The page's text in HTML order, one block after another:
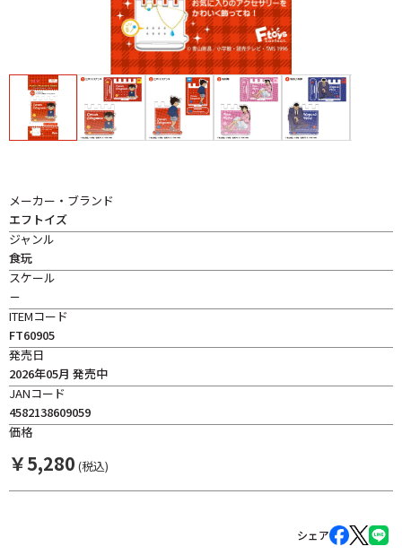
メーカー・ブランド
エフトイズ
ジャンル
食玩
スケール
－
ITEMコード
FT60905
発売日
2026年05月 発売中
JANコード
4582138609059
価格
￥5,280 (税込)
シェア